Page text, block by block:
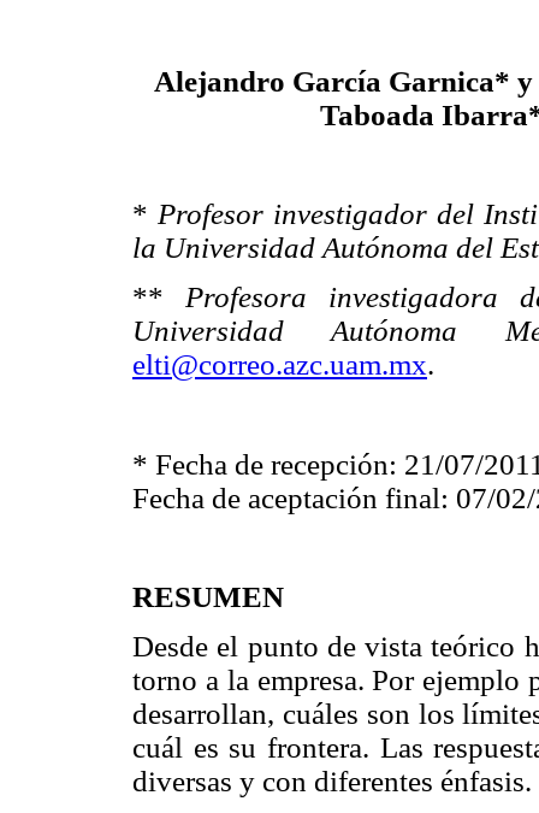
Alejandro García Garnica*
Taboada
* Profesor investigador del
la Universidad Autónoma del
** Profesora investigadora
Universidad Autónoma
elti@correo.azc.uam.mx.
* Fecha de recepción: 21/07/
Fecha de aceptación final: 07/
RESUMEN
Desde el punto de vista teórico
torno a la empresa. Por ejemplo
desarrollan, cuáles son los
cuál es su frontera. Las
diversas y con diferentes énfasis.